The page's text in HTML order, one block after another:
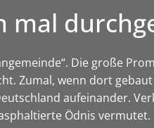
mal
Die große
Zumal, wenn dort
aufeinander.
Ödnis